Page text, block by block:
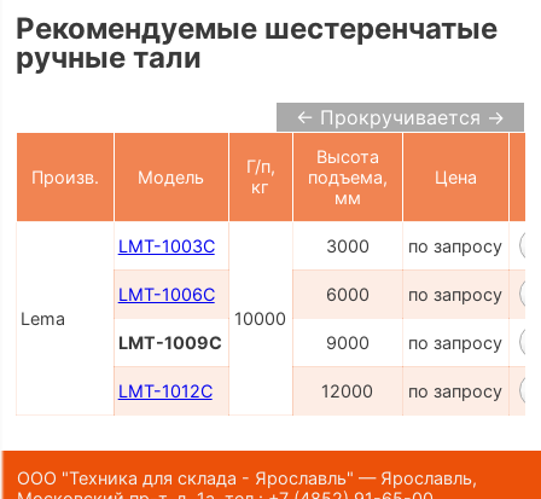
Рекомендуемые шестеренчатые
ручные тали
← Прокручивается →
Произв. Модель
Г/п,
кг
Высота
подъема,
мм
Цена
Lema
LMT-1003C
10000
3000 по запросу
LMT-1006C 6000 по запросу
LMT-1009C 9000 по запросу
LMT-1012C 12000 по запросу
ООО "Техника для склада - Ярославль" — Ярославль,